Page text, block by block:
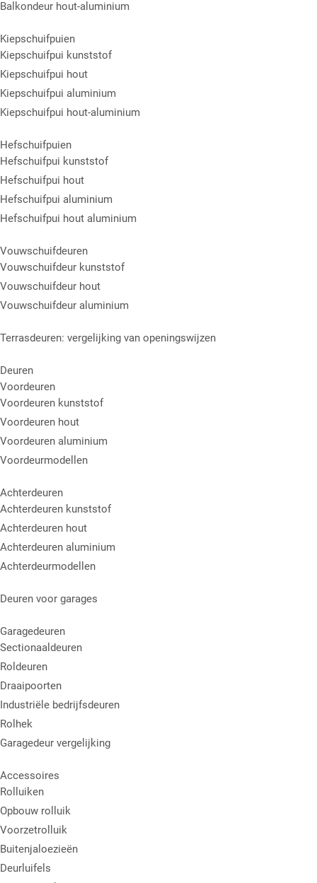
Balkondeur hout-aluminium
Kiepschuifpuien
Kiepschuifpui kunststof
Kiepschuifpui hout
Kiepschuifpui aluminium
Kiepschuifpui hout-aluminium
Hefschuifpuien
Hefschuifpui kunststof
Hefschuifpui hout
Hefschuifpui aluminium
Hefschuifpui hout aluminium
Vouwschuifdeuren
Vouwschuifdeur kunststof
Vouwschuifdeur hout
Vouwschuifdeur aluminium
Terrasdeuren: vergelijking van openingswijzen
Deuren
Voordeuren
Voordeuren kunststof
Voordeuren hout
Voordeuren aluminium
Voordeurmodellen
Achterdeuren
Achterdeuren kunststof
Achterdeuren hout
Achterdeuren aluminium
Achterdeurmodellen
Deuren voor garages
Garagedeuren
Sectionaaldeuren
Roldeuren
Draaipoorten
Industriële bedrijfsdeuren
Rolhek
Garagedeur vergelijking
Accessoires
Rolluiken
Opbouw rolluik
Voorzetrolluik
Buitenjaloezieën
Deurluifels